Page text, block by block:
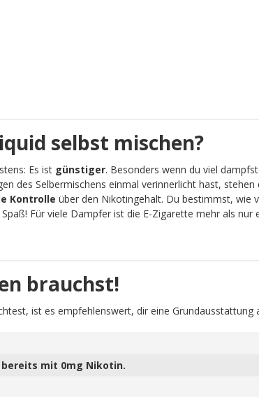
selbst mischen?
Es ist günstiger. Besonders wenn du viel
des Selbermischens einmal verinnerlicht hast,
Kontrolle über den Nikotingehalt. Du bestimmst, wie
Für viele Dampfer ist die E-Zigarette mehr als nur
brauchst!
ist es empfehlenswert, dir eine Grundausstattung
mit 0mg Nikotin.